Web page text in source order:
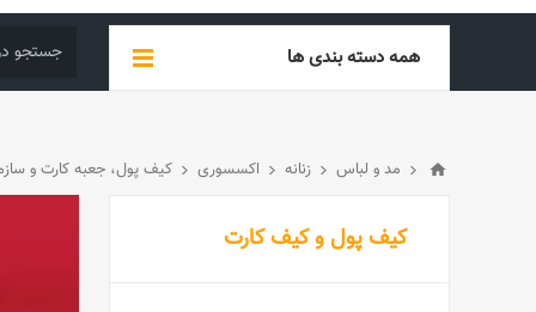
همه دسته بندی ها
مد و لباس زنانه اکسسوری کیف پول، جعبه کارت و
کیف پول و کیف کارت